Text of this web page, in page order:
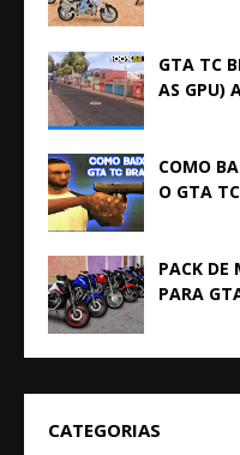
GTA TC
AS GPU)
COMO
O GTA
PACK DE
PARA
CATEGORIAS